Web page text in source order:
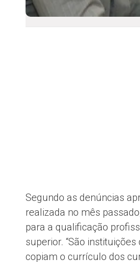
Segundo as denúncias
realizada no mês
para a qualificação
superior. “São
copiam o currículo dos